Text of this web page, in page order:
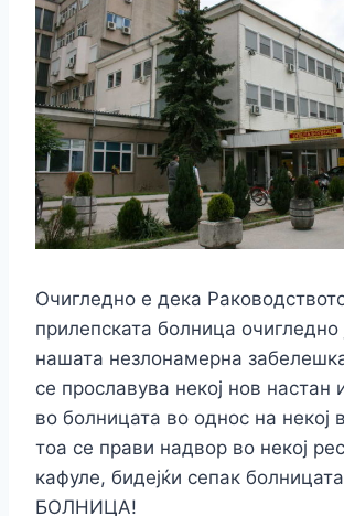
Очигледно е дека
прилепската болница очигледно
нашата незлонамерна
се прославува некој нов настан
во болницата во однос на некој
тоа се прави надвор во некој
кафуле, бидејќи сепак
БОЛНИЦА!